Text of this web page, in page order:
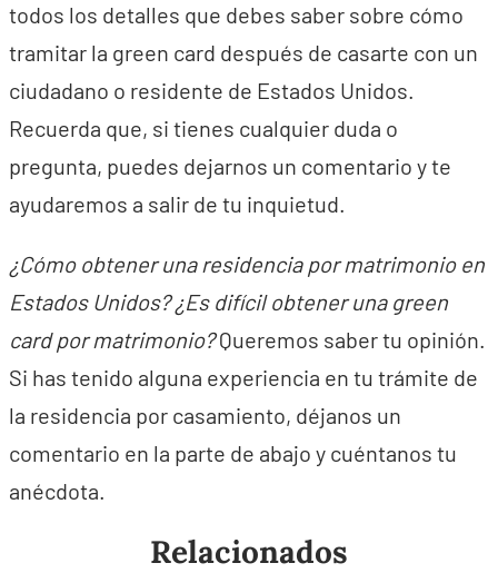
todos los detalles que debes saber sobre cómo
tramitar la green card después de casarte con un
ciudadano o residente de Estados Unidos.
Recuerda que, si tienes cualquier duda o
pregunta, puedes dejarnos un comentario y te
ayudaremos a salir de tu inquietud.
¿Cómo obtener una residencia por matrimonio en
Estados Unidos? ¿Es difícil obtener una green
card por matrimonio?Queremos saber tu opinión.
Si has tenido alguna experiencia en tu trámite de
la residencia por casamiento, déjanos un
comentario en la parte de abajo y cuéntanos tu
anécdota.
Relacionados